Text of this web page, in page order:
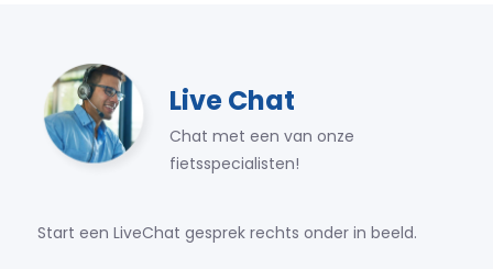
Live Chat
Chat met een van onze
fietsspecialisten!
Start een LiveChat gesprek rechts onder in beeld.